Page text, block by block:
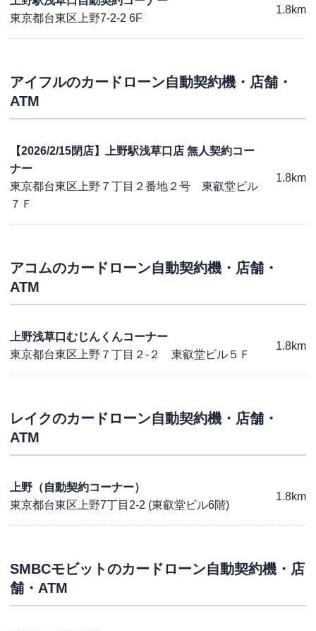
東京都台東区上野7-2-2 6F
1.8km
アイフルのカードローン自動契約機・店舗・
ATM
【2026/2/15閉店】上野駅浅草口店 無人契約コー
ナー
東京都台東区上野７丁目２番地２号 東叡堂ビル
７Ｆ
1.8km
アコムのカードローン自動契約機・店舗・
ATM
上野浅草口むじんくんコーナー
東京都台東区上野７丁目２-２ 東叡堂ビル５Ｆ
1.8km
レイクのカードローン自動契約機・店舗・
ATM
上野（自動契約コーナー）
東京都台東区上野7丁目2-2 (東叡堂ビル6階)
1.8km
SMBCモビットのカードローン自動契約機・店
舗・ATM